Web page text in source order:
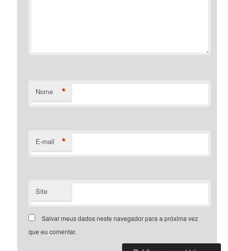
Nome *
E-mail *
Site
Salvar meus dados neste navegador para a próxima vez
que eu comentar.